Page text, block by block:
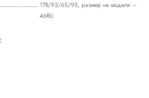
178/93/65/95, размер на модели –
46RU